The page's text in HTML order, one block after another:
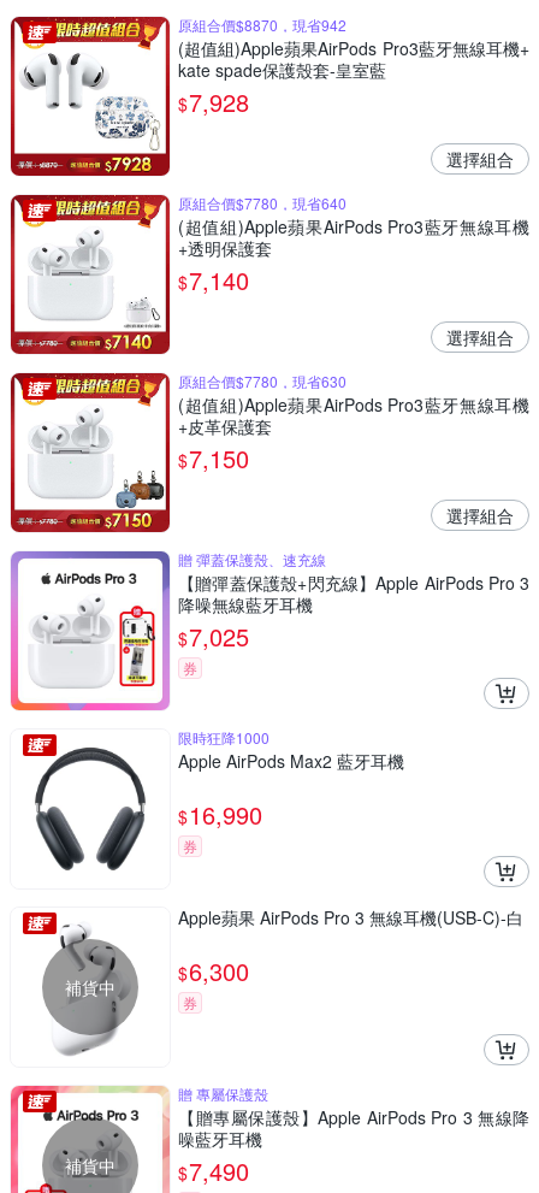
原組合價$8870，現省942
(超值組)Apple蘋果AirPods Pro3藍牙無線耳機+
kate spade保護殼套-皇室藍
$7,928
選擇組合
原組合價$7780，現省640
(超值組)Apple蘋果AirPods Pro3藍牙無線耳機
+透明保護套
$7,140
選擇組合
原組合價$7780，現省630
(超值組)Apple蘋果AirPods Pro3藍牙無線耳機
+皮革保護套
$7,150
選擇組合
贈 彈蓋保護殼、速充線
【贈彈蓋保護殼+閃充線】Apple AirPods Pro 3
降噪無線藍牙耳機
$7,025
券
限時狂降1000
Apple AirPods Max2 藍牙耳機
$16,990
券
補貨中
Apple蘋果 AirPods Pro 3 無線耳機(USB-C)-白
$6,300
券
補貨中
贈 專屬保護殼
【贈專屬保護殼】Apple AirPods Pro 3 無線降
噪藍牙耳機
$7,490